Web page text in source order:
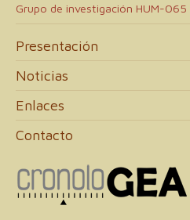
Grupo de investigación HUM-065
Presentación
Noticias
Enlaces
Contacto